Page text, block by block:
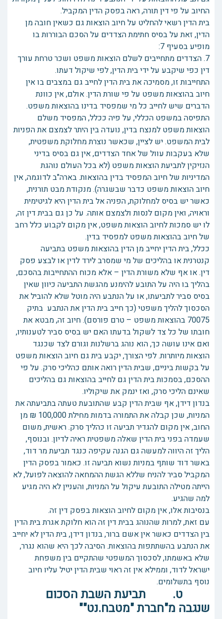
החיוב על פי דין תורה, ראה בפסק הדין המקביל.
בית הדין רשאי להחליט על חיוב הוצאות גם כשאין חובה מן
הדין, זאת על בסיס חתימת הצדדים על הסכם הבוררות בו
מופיע בסעיף 7:
7. הצדדים מתחייבים לשלם הוצאות משפט ושכר טרחת עורך
דין כפי שיקבע על ידי בית הדין, לפי שיקול דעתו.
התחייבות זו, מסמיכה את בית הדין לחייב גם במצבים בו אין
חיוב בהוצאות משפט על פי שורת הדין. אולם, אין כוונת
הדברים שיש לחייב כל מי שמפסיד בדינו בהוצאות משפט.
התפיסה במשפט הכללי, על פיה ככלל, המפסיד משלם
הוצאות משפט למנצח בדין, נועדה בין היתר לצמצם את הפניות
לבית המשפט. יש לציין, שכאשר נוצרת מחלוקת משפטית,
שלא בעקבות עוול של אחד הצדדים, אין גם בסיס בדיני
הנזיקין לתביעת הוצאות משפט (לא בכל העולם נוהגת
המדיניות של חיוב המפסיד בדין בהוצאות. בארה"ב לדוגמה, אין
חיוב הוצאות משפט כדבר שבשגרה). מנקודת מבט תורנית,
כאשר יש בסיס למחלוקת, הפניה אל בית הדין היא לגיטימית
וראויה, ואין מקום לנסות ולצמצם אותה. על כן גם בבית דין זה,
לו יש סמכות לחיוב הוצאות משפט, אין מקום לקבוע כלל רחב
של חיוב בהוצאות משפט למפסיד בדין.
ככלל, בית הדין יחייב מן הדין בהוצאות משפט בתביעה
קנטרנית או בהליכים של מי שמסרב לירד לדין או לבצע פסק
דין. או אף שלא משורת הדין – אלא מכוח ההתחייבות בהסכם,
בהליך בו היה על התובע להימנע מהגשת התביעה כיוון שאין
בסיס סביר לתביעתו, או על הנתבע היה מוטל שלא להוביל את
הסכסוך להליך משפטי (כך חייב בית הדין את הנתבע בתיק
70075 בהוצאות משפט – טרם פורסם). חיוב זה, מבטא את
חובתו של כל צד לשקול בדעתו האם יש בסיס סביר לטענותיו,
ואם אינו עושה כך, הוא נוהג ברשלנות וגורם לצד שכנגד
הוצאות מיותרות. לפי הצורך, יקבע בית גם חיוב הוצאות משפט
על בקשות ביניים, שבית הדין רואה אותם כהליכי סרק. על פי
ההסכם, בסמכות בית הדין גם לחייב בהוצאות גם בהליכים
שאינם הליכי סרק, ואז ינמק את שיקוליו.
בנדון דידן, אף שבית הדין קבע שהתובעת טעתה בתביעתה את
המניות, שכן קבלה את התמורה בדמות מחילת 100,000 ₪ מן
החוב, אין מקום להגדיר תביעה זו כהליך סרק. ראשית, משום
שעמדה בפני בית הדין שאלה משפטית ראיה לדיון. ובנוסף,
הליך זה היווה למעשה גם הגנה עקיפה כנגד תביעת מר דוד,
באשר דוד שותף במניות נשוא תביעה זו. כאמור בפסק הדין
המקביל סביר להניח שללא הגשת ההמחאה להוצאה לפועל, לא
הייתה מטילה התובעת עיקול על המניות, והעניין לא היה מגיע
למה שהגיע.
בנסיבות אלו, אין מקום לחיוב הוצאות בפסק דין זה.
עם זאת, למרות שהנוהג בבית דין זה הוא חלוקת אגרת בית הדין
בין הצדדים כאשר אין אשם ברור, בנדון דידן, בית הדין לא יחייב
את הנתבע בהשתתפות בהוצאות. הסיבה לכך היא שהוא נגרר,
שלא באשמתו, לסכסוך המשפטי שהתקיים בין משפחת
ישראל לדוד, וממילא אין זה ראוי שבית הדין יטיל עליו חיוב
נוסף בתשלומים.
ט. תביעת השבת הסכום
שנגבה מ"חברת "מטבח.נט""